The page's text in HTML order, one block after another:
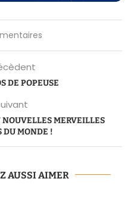
DE POPEUSE
MERVEILLES
DU MONDE !
AUSSI AIMER